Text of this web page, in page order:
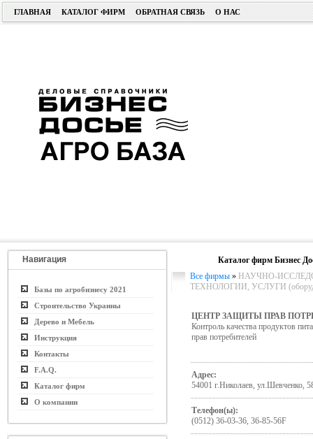
ГЛАВНАЯ КАТАЛОГ ФИРМ ОБРАТНАЯ СВЯЗЬ О НАС
Навигация
Базы по агробизнесу 2021
Строительство Украины
Дерево и Мебель
Инструкция
Контакты
F.A.Q.
Каталог фирм
О компании
Каталог фирм Бизнес
Все фирмы » НАУЧНО-
ТЕХНОЛОГИИ, УСЛУГИ
ЦЕНТР ЗАЩИТЫ ПРАВ
Контроль качества продуктов
прав потребителей
Адрес:
54001 г.Николаев, ул.Шевченко,
Телефон(ы):
(0512) 36-03-36, 36-85-56F